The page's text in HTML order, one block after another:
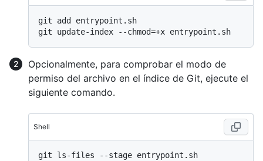
git add entrypoint.sh
Opcionalmente, para comprobar el modo de
permiso del archivo en el índice de Git, ejecute el
siguiente comando.
Shell